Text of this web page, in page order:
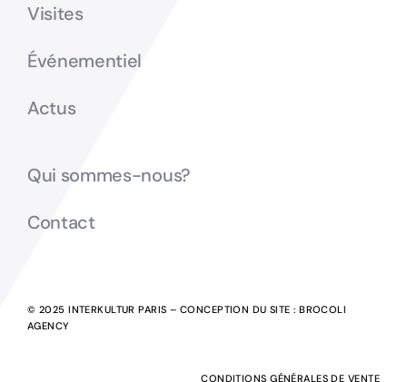
Visites
Événementiel
Actus
Qui sommes-nous?
Contact
© 2025 INTERKULTUR PARIS – CONCEPTION DU SITE :BROCOLI
AGENCY
CONDITIONS GÉNÉRALES DE VENTE